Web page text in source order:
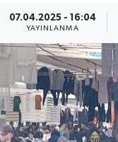
07.04.2025 - 16:04
YAYINLANMA
Kültür-Sanat
Magazin
Medya
Mizah